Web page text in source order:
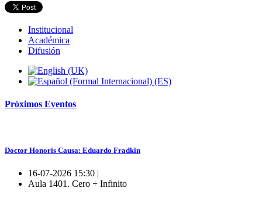
Institucional
Académica
Difusión
Próximos Eventos
Doctor Honoris Causa: Eduardo Fradkin
16-07-2026 15:30 |
Aula 1401. Cero + Infinito